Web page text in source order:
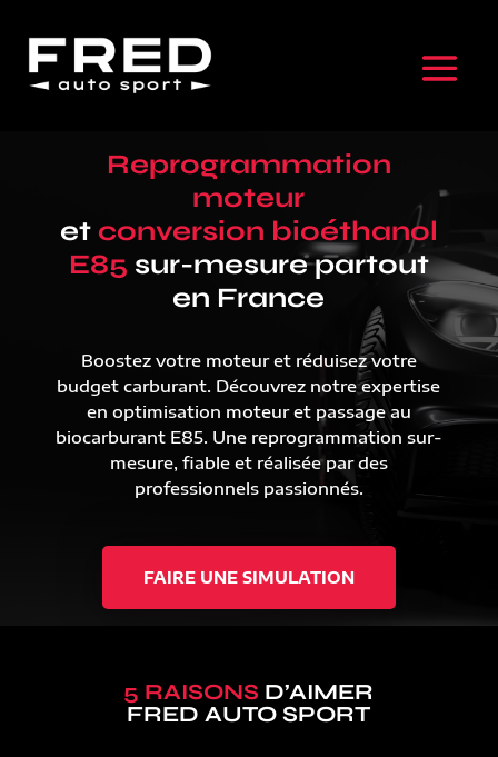
Reprogrammation
moteur
et conversion bioéthanol
E85 sur-mesure partout
en France
Boostez votre moteur et réduisez votre
budget carburant. Découvrez notre expertise
en optimisation moteur et passage au
biocarburant E85. Une reprogrammation sur-
mesure, fiable et réalisée par des
professionnels passionnés.
FAIRE UNE SIMULATION
5 RAISONS D’AIMER
FRED AUTO SPORT